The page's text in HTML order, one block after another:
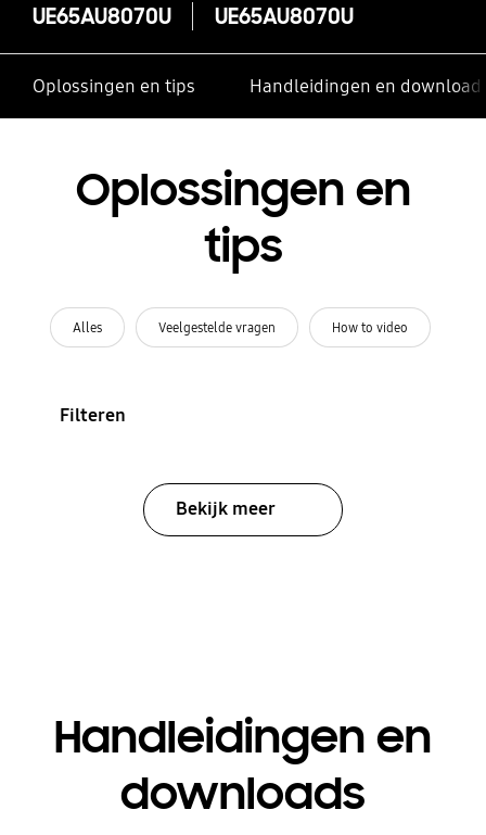
UE65AU8070U UE65AU8070U
Oplossingen en tips Handleidingen en
Oplossingen en
tips
Alles Veelgestelde vragen How to video
Filteren
Bekijk meer
Handleidingen en
downloads